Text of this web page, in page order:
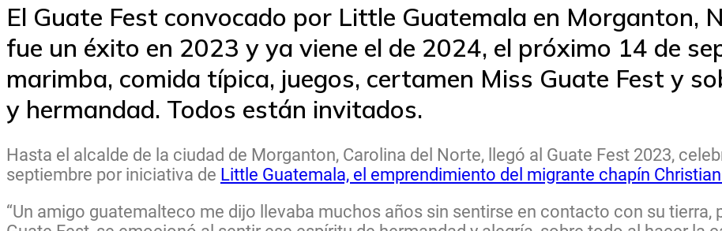
El Guate Fest convocado por Little Guatemala en Morganton,
fue un éxito en 2023 y ya viene el de 2024, el próximo 14 de
marimba, comida típica, juegos, certamen Miss Guate Fest y
y hermandad. Todos están invitados.
Hasta el alcalde de la ciudad de Morganton, Carolina del Norte, llegó al Guate Fest 2023,
septiembre por iniciativa de Little Guatemala, el emprendimiento del migrante chapín
“Un amigo guatemalteco me dijo llevaba muchos años sin sentirse en contacto con su tierra,